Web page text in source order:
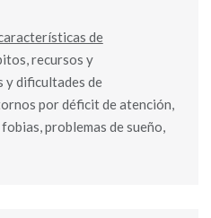
de
recursos y
y dificultades de
por déficit de atención,
problemas de sueño,